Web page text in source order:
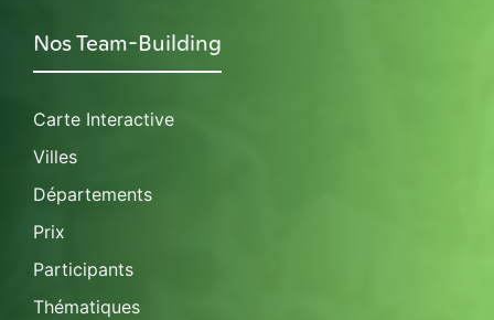
Nos Team-Building
Carte Interactive
Villes
Départements
Prix
Participants
Thématiques